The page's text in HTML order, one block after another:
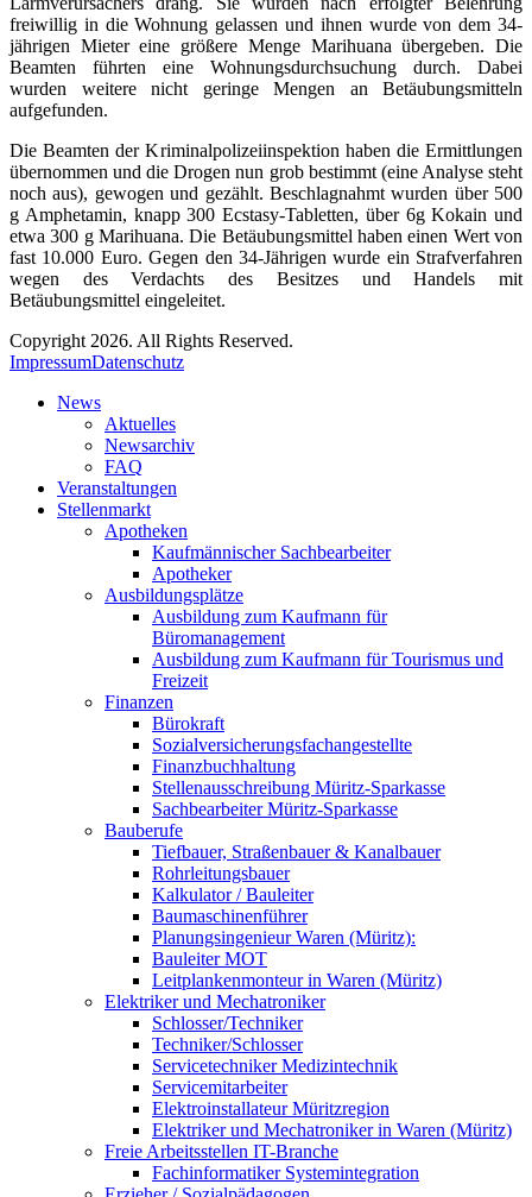
freiwillig in die Wohnung gelassen und ihnen wurde von dem 34-
jährigen Mieter eine größere Menge Marihuana übergeben. Die
Beamten führten eine Wohnungsdurchsuchung durch. Dabei
wurden weitere nicht geringe Mengen an Betäubungsmitteln
aufgefunden.
Die Beamten der Kriminalpolizeiinspektion haben die Ermittlungen
übernommen und die Drogen nun grob bestimmt (eine Analyse steht
noch aus), gewogen und gezählt. Beschlagnahmt wurden über 500
g Amphetamin, knapp 300 Ecstasy-Tabletten, über 6g Kokain und
etwa 300 g Marihuana. Die Betäubungsmittel haben einen Wert von
fast 10.000 Euro. Gegen den 34-Jährigen wurde ein Strafverfahren
wegen des Verdachts des Besitzes und Handels mit
Betäubungsmittel eingeleitet.
Copyright 2026. All Rights Reserved.
ImpressumDatenschutz
News
Aktuelles
Newsarchiv
FAQ
Veranstaltungen
Stellenmarkt
Apotheken
Kaufmännischer Sachbearbeiter
Apotheker
Ausbildungsplätze
Ausbildung zum Kaufmann für
Büromanagement
Ausbildung zum Kaufmann für Tourismus und
Freizeit
Finanzen
Bürokraft
Sozialversicherungsfachangestellte
Finanzbuchhaltung
Stellenausschreibung Müritz-Sparkasse
Sachbearbeiter Müritz-Sparkasse
Bauberufe
Tiefbauer, Straßenbauer & Kanalbauer
Rohrleitungsbauer
Kalkulator / Bauleiter
Baumaschinenführer
Planungsingenieur Waren (Müritz):
Bauleiter MOT
Leitplankenmonteur in Waren (Müritz)
Elektriker und Mechatroniker
Schlosser/Techniker
Techniker/Schlosser
Servicetechniker Medizintechnik
Servicemitarbeiter
Elektroinstallateur Müritzregion
Elektriker und Mechatroniker in Waren (Müritz)
Freie Arbeitsstellen IT-Branche
Fachinformatiker Systemintegration